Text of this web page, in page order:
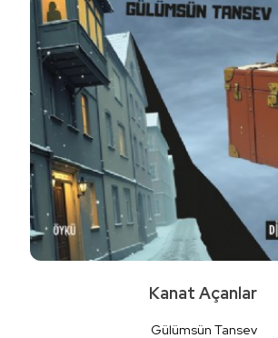
Kanat Açanlar
Gülümsün Tansev